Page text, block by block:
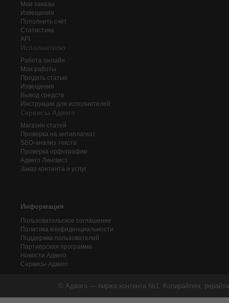
Мои заказы
Извещения
Пополнить счёт
Статистика
API
Исполнителю
Работа онлайн
Мои работы
Продать статью
Извещения
Вывод средств
Инструкции для исполнителей
Сервисы Адвего
Магазин статей
Проверка на антиплагиат
SEO-анализ текста
Проверка орфографии
Адвего Лингвист
Заказ контента и услуг
Информация
Пользовательское соглашение
Политика конфиденциальности
Поддержка пользователей
Партнерская программа
Новости Адвего
Сервисы Адвего
© Адвего — биржа контента №1. Копирайтинг,